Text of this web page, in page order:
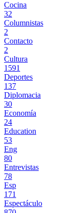
Cocina
32
Columnistas
2
Contacto
2
Cultura
1591
Deportes
137
Diplomacia
30
Economía
24
Education
53
Eng
80
Entrevistas
78
Esp
171
Espectáculo